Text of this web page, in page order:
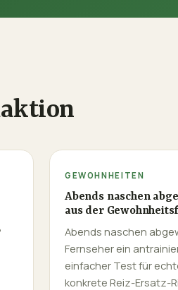
GEWOHNHEITEN
Abends naschen
aus der
Abends naschen
Fernseher ein
einfacher Test für
konkrete Reiz-Ersatz-